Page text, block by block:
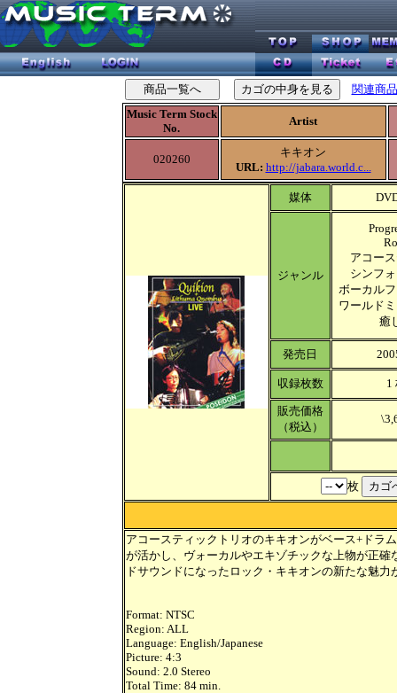
関連商
Music Term Stock
No.
Artist
020260
キキオン
URL: http://jabara.world.c...
媒体
ジャンル
アコー
シンフ
ボーカル
ワールド
癒
発売日
収録枚数 1
販売価格
（税込）
枚
アコースティックトリオのキキオンがベース+ドラ
が活かし、ヴォーカルやエキゾチックな上物が正
ドサウンドになったロック・キキオンの新たな魅力
Format: NTSC
Region: ALL
Language: English/Japanese
Picture: 4:3
Sound: 2.0 Stereo
Total Time: 84 min.